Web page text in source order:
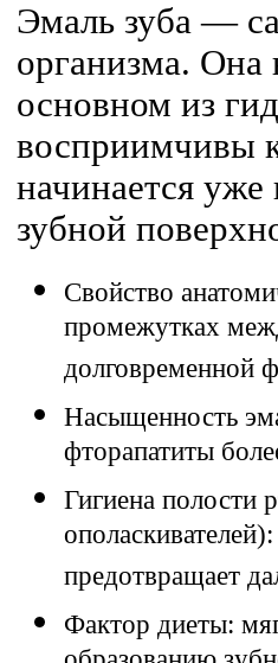
Эмаль зуба —
организма. Она
основном из
восприимчивы
начинается
зубной
Свойство
промежутках
долговременной
Насыщенность
фторапатиты
Гигиена полости
предотвращает
Фактор диеты: